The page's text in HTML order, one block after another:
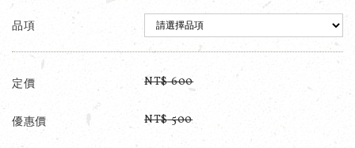
品項
定價 NT$ 600
優惠價 NT$ 500